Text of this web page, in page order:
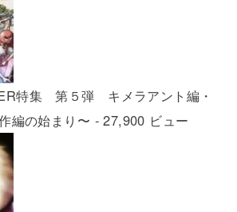
特集 第５弾 キメラアント編・
編の始まり〜 - 27,900 ビュー